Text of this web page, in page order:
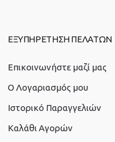
ΕΞΥΠΗΡΕΤΗΣΗ ΠΕΛΑΤΩΝ
Επικοινωνήστε μαζί μας
O Λογαριασμός μου
Ιστορικό Παραγγελιών
Καλάθι Αγορών